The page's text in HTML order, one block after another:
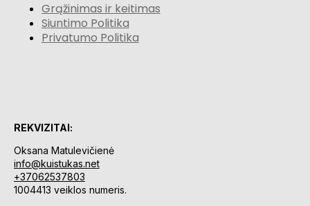
Grąžinimas ir keitimas
Siuntimo Politika
Privatumo Politika
REKVIZITAI:
Oksana Matulevičienė
info@kuistukas.net
+37062537803
1004413 veiklos numeris.